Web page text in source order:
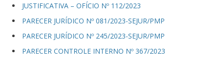
JUSTIFICATIVA – OFÍCIO Nº 112/2023
PARECER JURÍDICO Nº 081/2023-SEJUR/PMP
PARECER JURÍDICO Nº 245/2023-SEJUR/PMP
PARECER CONTROLE INTERNO Nº 367/2023